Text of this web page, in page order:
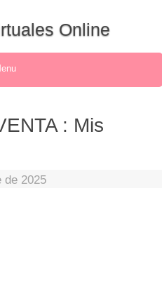
Online
: Mis
de 2025